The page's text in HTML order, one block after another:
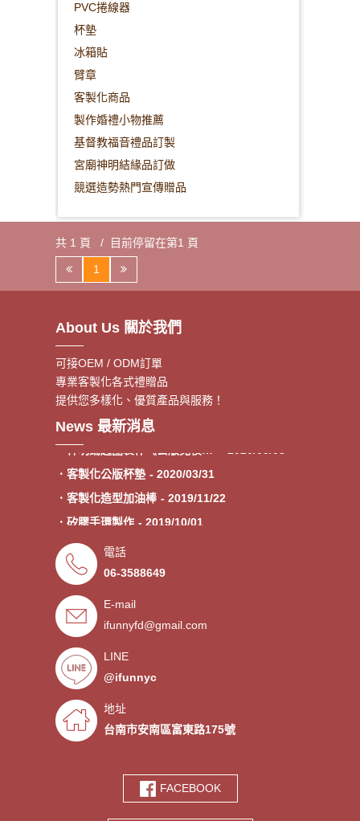
PVC捲線器
杯墊
冰箱貼
臂章
客製化商品
製作婚禮小物推薦
基督教福音禮品訂製
宮廟神明結緣品訂做
競選造勢熱門宣傳贈品
共 1 頁 / 目前停留在第1 頁
1
About Us 關於我們
可接OEM / ODM訂單
專業客製化各式禮贈品
提供您多樣化、優質產品與服務！
News 最新消息
．客製額溫卡
- 2020/06/17
費》
．來圖印製氣囊支架 低起訂量
．超低價少量手環客製
．禮贈品客製化服務，歡迎免費
索取樣品。
．氣囊支架客製服務 - 2019/08/30
．廣告扇製作工廠 -競選造勢熱
門宣傳贈品
．宮廟神明結緣品訂做
．水晶滴膠氣囊支架製作
．客製氣囊手機支架 - 2019/06/18
．鑰匙圈少量客製印刷歡迎打樣‎ - 2019/05/10
．鑰匙圈客製化專家 - 2019/05/10
電話
06-3588649
E-mail
ifunnyfd@gmail.com
LINE
@ifunnyc
地址
台南市安南區富東路175號
FACEBOOK